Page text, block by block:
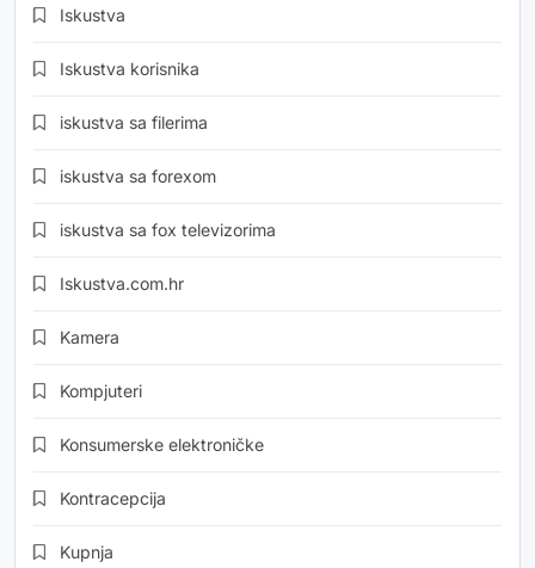
Iskustva
Iskustva korisnika
iskustva sa filerima
iskustva sa forexom
iskustva sa fox televizorima
Iskustva.com.hr
Kamera
Kompjuteri
Konsumerske elektroničke
Kontracepcija
Kupnja